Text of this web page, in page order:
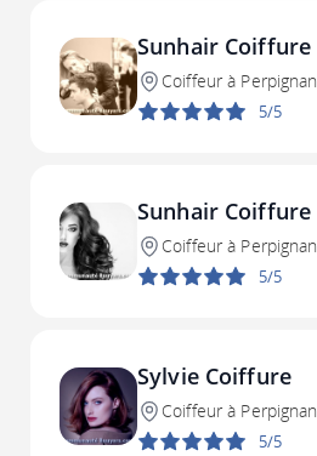
Sunhair Coiffure
Coiffeur à Perpignan
5/5
Sunhair Coiffure
Coiffeur à Perpignan
5/5
Sylvie Coiffure
Coiffeur à Perpignan
5/5